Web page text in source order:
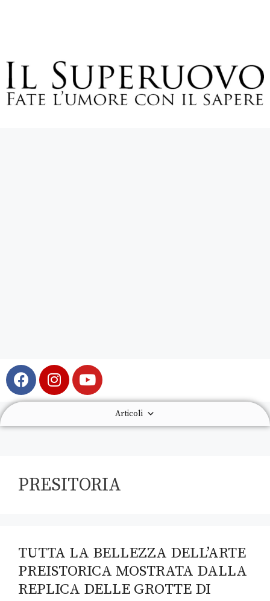
Articoli
PRESITORIA
TUTTA LA BELLEZZA DELL’ARTE
PREISTORICA MOSTRATA DALLA
REPLICA DELLE GROTTE DI